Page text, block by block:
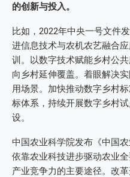
的创新与投入。
比如，2022年中央一号文件
进信息技术与农机农艺融合
训。以数字技术赋能乡村公
向乡村延伸覆盖。着眼解决
用场景。加快推动数字乡村
标体系，持续开展数字乡村
设。
中国农业科学院发布《中国
依靠农业科技进步驱动农业
产业竞争力的主要途径。改